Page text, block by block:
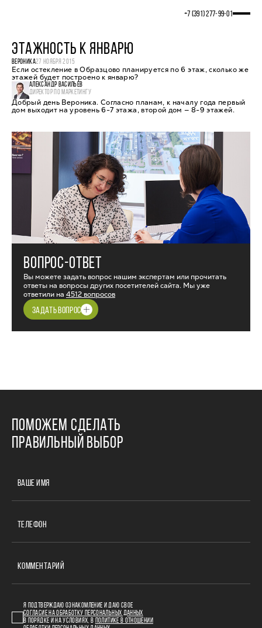
+7 (391) 277‒99‒01
ЭТАЖНОСТЬ К ЯНВАРЮ
ВЕРОНИКА27 НОЯБРЯ 2015
Если остекление в Образцово планируется по 6 этаж, сколько же
этажей будет построено к январю?
АЛЕКСАНДР ВАСИЛЬЕВ
ДИРЕКТОР ПО МАРКЕТИНГУ
Добрый день Вероника. Согласно планам, к началу года первый
дом выходит на уровень 6-7 этажа, второй дом — 8-9 этажей.
ВОПРОС-ОТВЕТ
Вы можете задать вопрос нашим экспертам или прочитать
ответы на вопросы других посетителей сайта. Мы уже
ответили на 4512 вопросов
ЗАДАТЬ ВОПРОС
ПОМОЖЕМ СДЕЛАТЬ
ПРАВИЛЬНЫЙ ВЫБОР
ВАШЕ ИМЯ
ТЕЛЕФОН
КОММЕНТАРИЙ
Я ПОДТВЕРЖДАЮ ОЗНАКОМЛЕНИЕ И ДАЮ СВОЕ
СОГЛАСИЕ НА ОБРАБОТКУ ПЕРСОНАЛЬНЫХ ДАННЫХ
В ПОРЯДКЕ И НА УСЛОВИЯХ, В
ПОЛИТИКЕ В ОТНОШЕНИИ